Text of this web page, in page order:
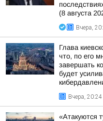
(8 августа
Вчера,
Глава
что, по его
завершать
будет
Вчера, 20:24
«Атакуются